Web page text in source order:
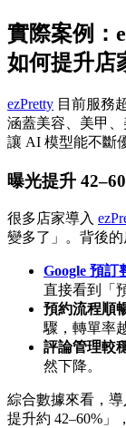
實際案例：
如何提升店
ezPretty 目前服務
涵蓋美容、美甲
讓 AI 模型能不斷
曝光提升
很多店家導入
變多了」。背後的
Google 預訂
直接看到「
預約流程順
驟，轉單率
評論管理較
然下降。
綜合數據來看，導
提升約 42–60%」